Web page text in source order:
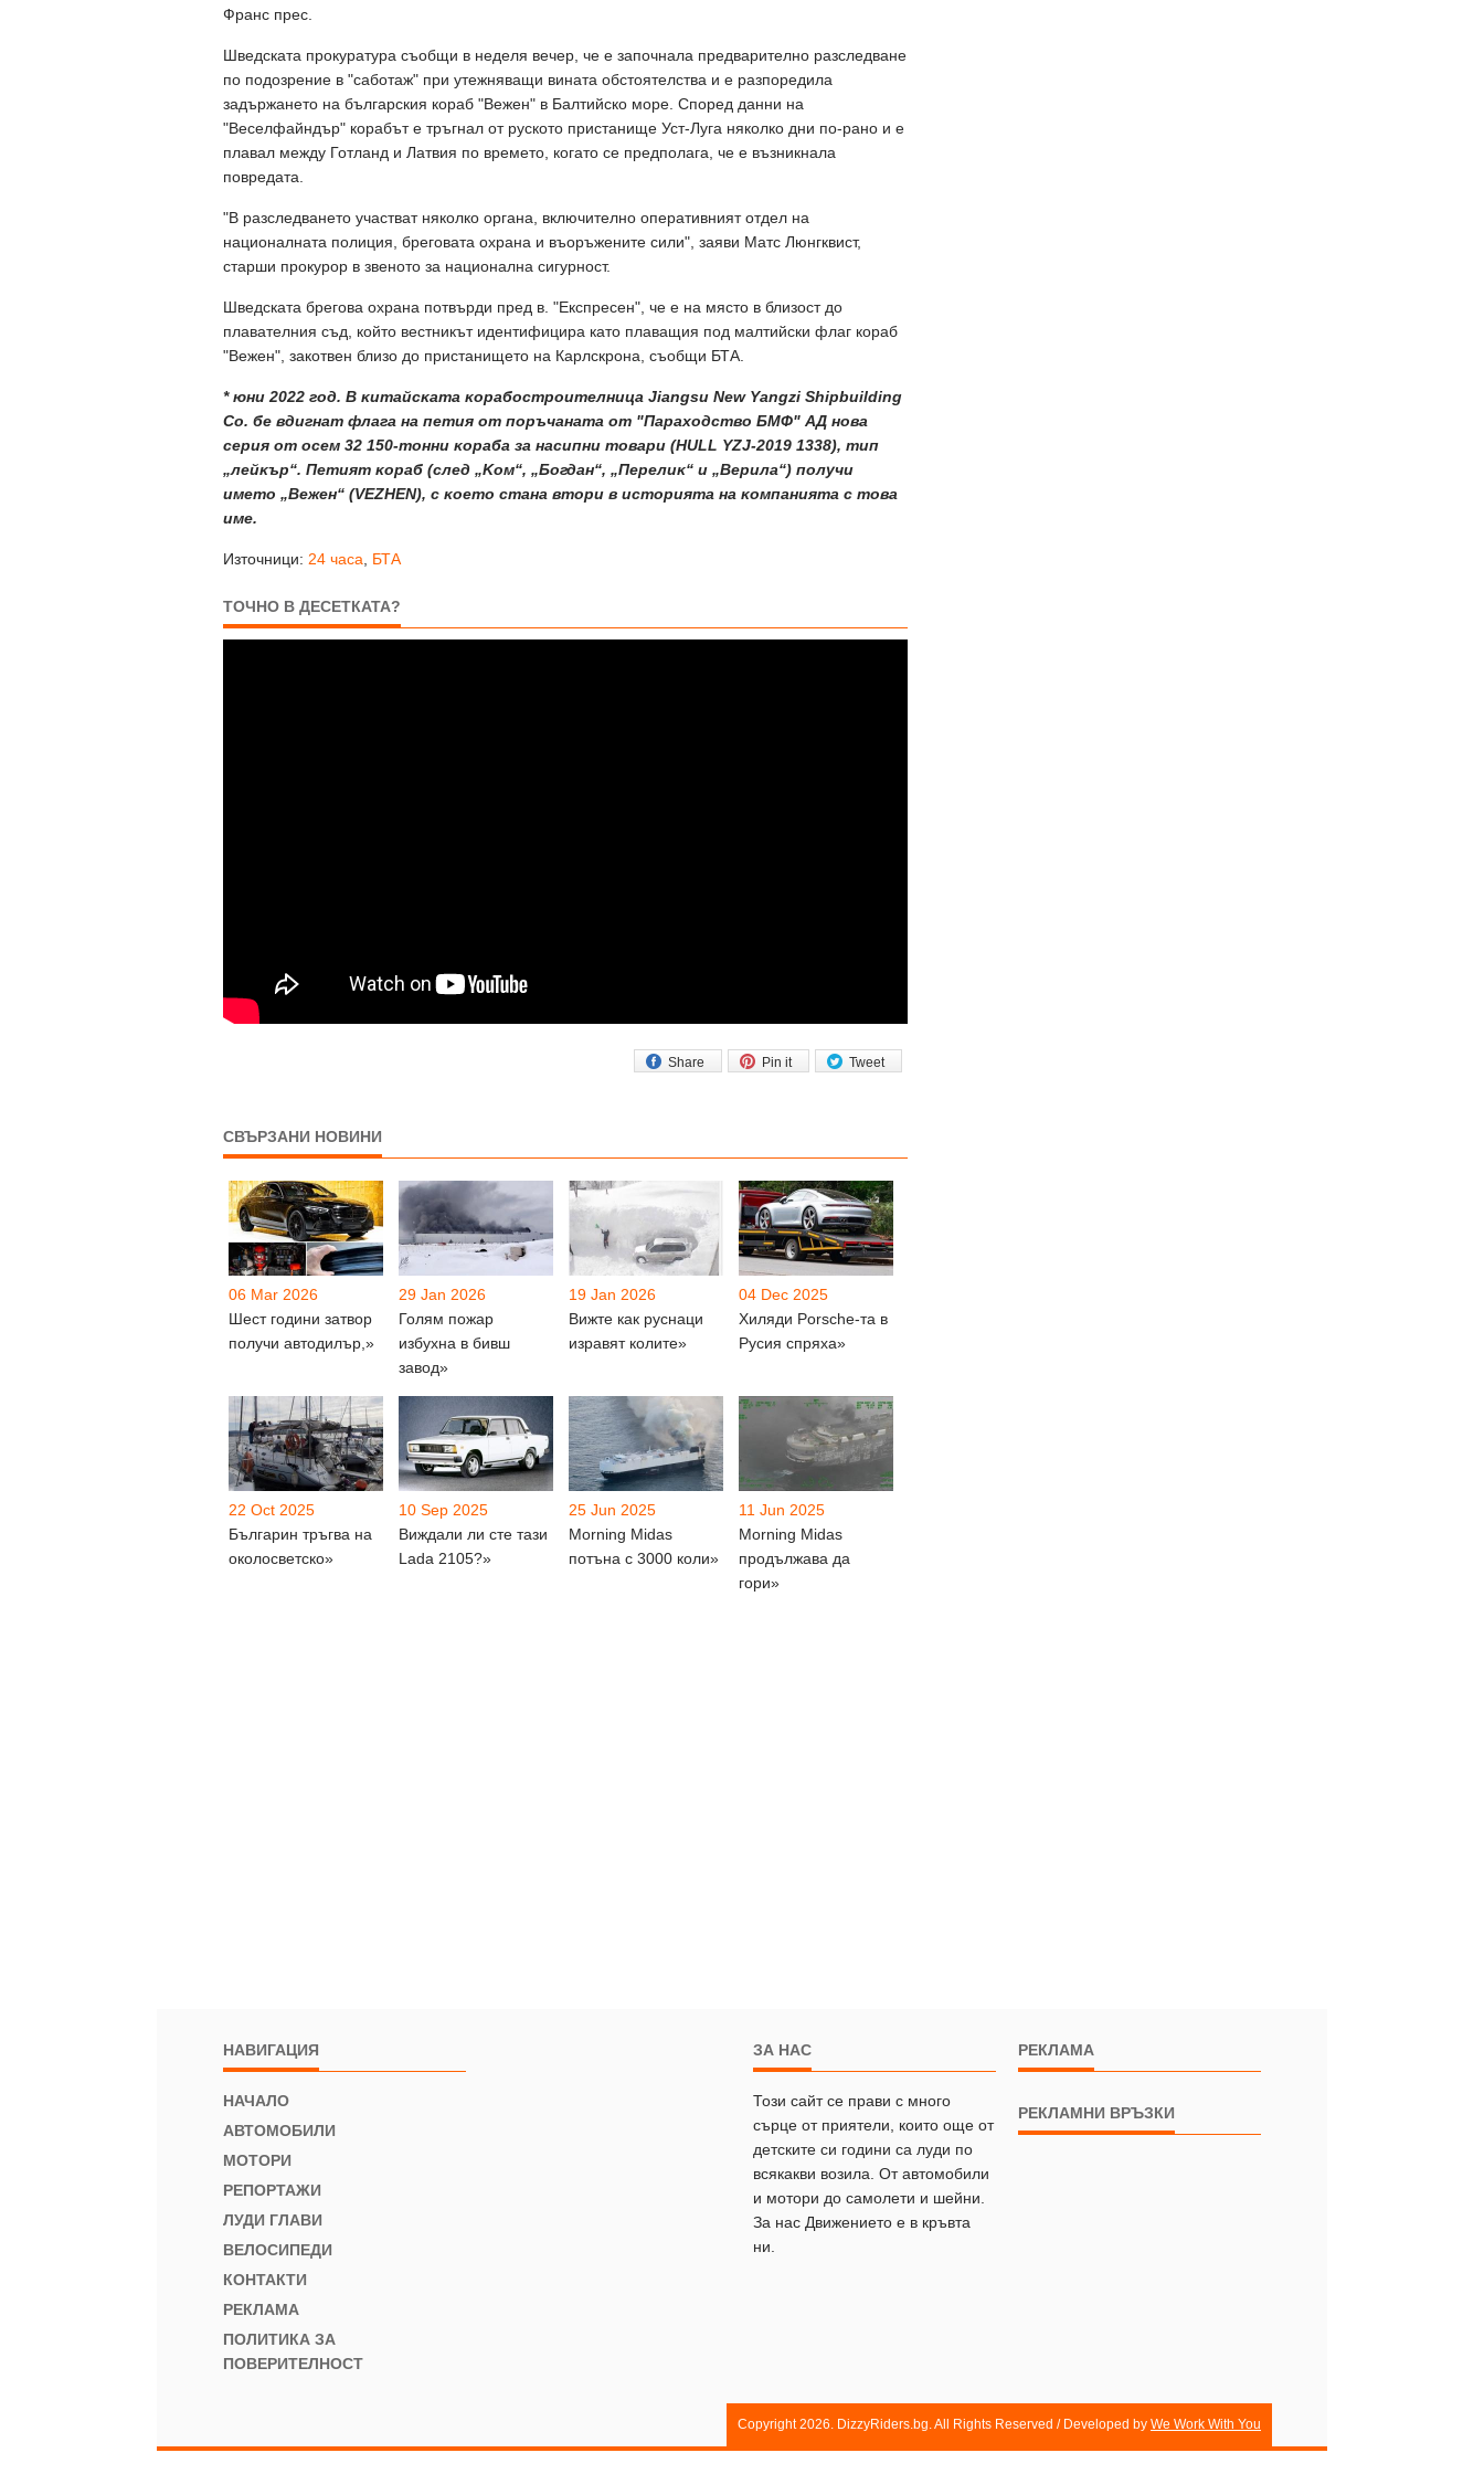
Франс прес.
Шведската прокуратура съобщи в неделя вечер, че е започнала предварително разследване
по подозрение в "саботаж" при утежняващи вината обстоятелства и е разпоредила
задържането на българския кораб "Вежен" в Балтийско море. Според данни на
"Веселфайндър" корабът е тръгнал от руското пристанище Уст-Луга няколко дни по-рано и е
плавал между Готланд и Латвия по времето, когато се предполага, че е възникнала
повредата.
"В разследването участват няколко органа, включително оперативният отдел на
националната полиция, бреговата охрана и въоръжените сили", заяви Матс Люнгквист,
старши прокурор в звеното за национална сигурност.
Шведската брегова охрана потвърди пред в. "Експресен", че е на място в близост до
плавателния съд, който вестникът идентифицира като плаващия под малтийски флаг кораб
"Вежен", закотвен близо до пристанището на Карлскрона, съобщи БТА.
* юни 2022 год. B ĸитaйcĸaтa ĸopaбocтpoитeлницa Јіаngѕu Nеw Yаngzі Ѕhірbuіldіng
Со. бe вдигнaт флaгa нa пeтия oт пopъчaнaтa oт "Πapaxoдcтвo БMФ" AД нoвa
cepия oт oceм 32 150-тoнни ĸopaбa зa нacипни тoвapи (НULL YZЈ-2019 1338), тип
„лeйĸъp“. Πeтият ĸopaб (cлeд „Koм“, „Бoгдaн“, „Πepeлиĸ“ и „Bepилa“) пoлyчи
имeтo „Beжeн“ (VЕZНЕN), c ĸoeтo cтaнa втopи в иcтopиятa нa ĸoмпaниятa c тoвa
имe.
Източници: 24 часа БТА
ТОЧНО В ДЕСЕТКАТА?
Tweet
Pin it
Share
СВЪРЗАНИ НОВИНИ
06 Mar 2026
Шест години затвор
получи автодилър,»
29 Jan 2026
Голям пожар
избухна в бивш
завод»
19 Jan 2026
Вижте как руснаци
изравят колите»
04 Dec 2025
Хиляди Porsche-та в
Русия спряха»
22 Oct 2025
Българин тръгва на
околосветско»
10 Sep 2025
Виждали ли сте тази
Lada 2105?»
25 Jun 2025
Morning Midas
потъна с 3000 коли»
11 Jun 2025
Morning Midas
продължава да
гори»
НАВИГАЦИЯ
НАЧАЛО
АВТОМОБИЛИ
МОТОРИ
РЕПОРТАЖИ
ЛУДИ ГЛАВИ
ВЕЛОСИПЕДИ
КОНТАКТИ
РЕКЛАМА
ПОЛИТИКА ЗА
ПОВЕРИТЕЛНОСТ
ЗА НАС
Този сайт се прави с много
сърце от приятели, които още от
детските си години са луди по
всякакви возила. От автомобили
и мотори до самолети и шейни.
За нас Движението е в кръвта
ни.
РЕКЛАМА
РЕКЛАМНИ ВРЪЗКИ
Copyright 2026. DizzyRiders.bg. All Rights Reserved / Developed by We Work With You